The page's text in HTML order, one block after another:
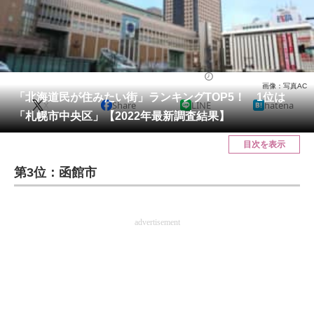
グルメ 地域
住まい 教育・育児
動物 リサーチ
会員記事
メディア
ITの今と未来を見通す
「北海道民が住みたい街」ランキングTOP5！ 1位は
「札幌市中央区」【2022年最新調査結果】
画像：写真AC
X Share LINE hatena
目次を表示
第3位：函館市
advertisement